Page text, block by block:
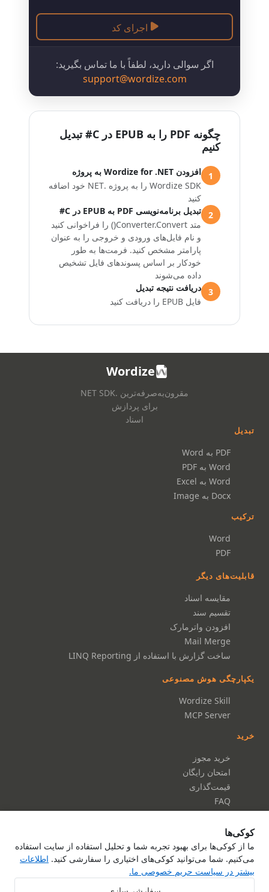
اجرای کد
اگر سوالی دارید، لطفاً با ما تماس بگیرید:
support@wordize.com
چگونه PDF را به EPUB در C# تبدیل
کنیم
1
افزودن Wordize for .NET به پروژه
Wordize SDK را به پروژه .NET خود اضافه
کنید
2
تبدیل برنامه‌نویسی PDF به EPUB در C#
متد Converter.Convert() را فراخوانی کنید
و نام فایل‌های ورودی و خروجی را به عنوان
پارامتر مشخص کنید. فرمت‌ها به طور
خودکار بر اساس پسوندهای فایل تشخیص
داده می‌شوند
3
دریافت نتیجه تبدیل
فایل EPUB را دریافت کنید
کوکی‌ها
ما از کوکی‌ها برای بهبود تجربه شما و تحلیل استفاده از سایت استفاده
می‌کنیم. شما می‌توانید کوکی‌های اختیاری را سفارشی کنید. اطلاعات
بیشتر در سیاست حریم خصوصی ما.
Wordize
مقرون‌به‌صرفه‌ترین .NET SDK
برای پردازش
اسناد
تبدیل
PDF به Word
Word به PDF
Word به Excel
Docx به Image
ترکیب
Word
PDF
قابلیت‌های دیگر
مقایسه اسناد
تقسیم سند
افزودن واترمارک
Mail Merge
ساخت گزارش با استفاده از LINQ Reporting
یکپارچگی هوش مصنوعی
Wordize Skill
MCP Server
خرید
خرید مجوز
امتحان رایگان
قیمت‌گذاری
FAQ
مستندات
مرجع API
درباره ما